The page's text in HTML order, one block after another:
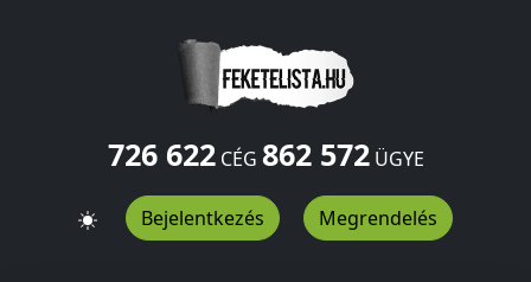
726 622CÉG 862 572ÜGYE
Bejelentkezés Megrendelés